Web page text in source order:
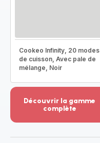
Cookeo Infinity, 20 modes
de cuisson, Avec pale de
mélange, Noir
Découvrir la gamme
complète
-